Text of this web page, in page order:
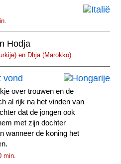
Hodja
en Dhja (Marokko).
vond
over trouwen en de
al rijk na het vinden van
dat de jongen ook
met zijn dochter
wanneer de koning het
min.